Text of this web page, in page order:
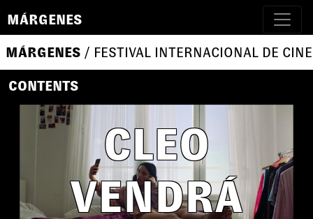
MÁRGENES
MÁRGENES / FESTIVAL INTERNACIONAL DE
CONTENTS
CLEO
VENDRÁ